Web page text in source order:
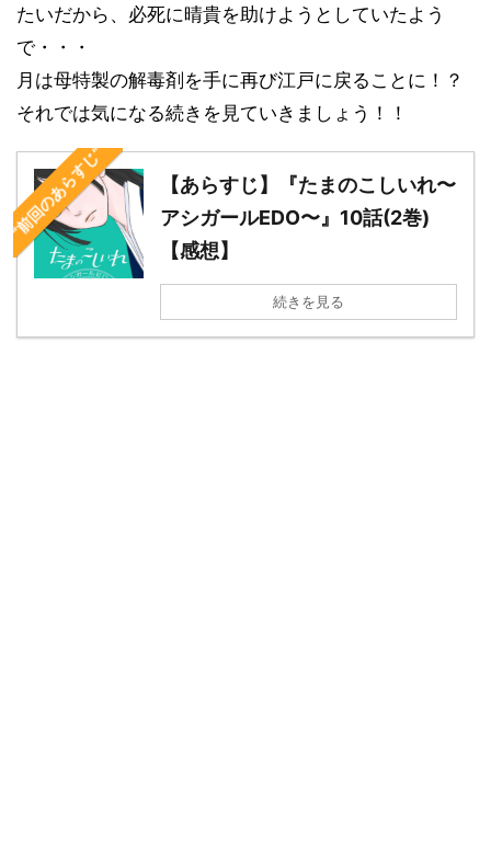
たいだから、必死に晴貴を助けようとしていたよう
で・・・
月は母特製の解毒剤を手に再び江戸に戻ることに！？
それでは気になる続きを見ていきましょう！！
“前回のあらすじ”
【あらすじ】『たまのこしいれ〜
アシガールEDO〜』10話(2巻)
【感想】
続きを見る